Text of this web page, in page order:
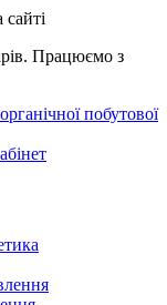
Працюємо з